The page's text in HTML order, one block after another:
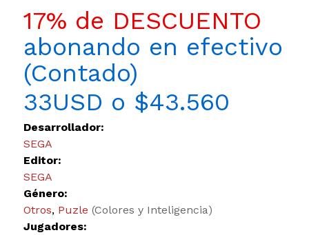
17% de DESCUENTO
abonando en efectivo
(Contado)
33USD o $43.560
Desarrollador:
SEGA
Editor:
SEGA
Género:
Otros, Puzle (Colores y Inteligencia)
Jugadores: